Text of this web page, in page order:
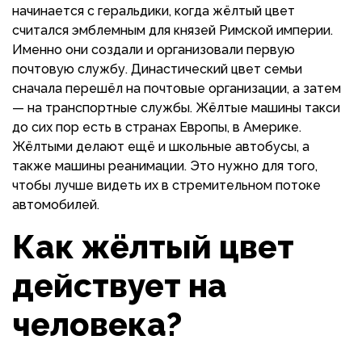
начинается с геральдики, когда жёлтый цвет
считался эмблемным для князей Римской империи.
Именно они создали и организовали первую
почтовую службу. Династический цвет семьи
сначала перешёл на почтовые организации, а затем
— на транспортные службы. Жёлтые машины такси
до сих пор есть в странах Европы, в Америке.
Жёлтыми делают ещё и школьные автобусы, а
также машины реанимации. Это нужно для того,
чтобы лучше видеть их в стремительном потоке
автомобилей.
Как жёлтый цвет
действует на
человека?